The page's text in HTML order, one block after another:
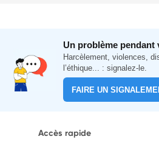
Un problème pendant
Harcèlement, violences,
l’éthique... : signalez-le.
FAIRE UN
Accès rapide